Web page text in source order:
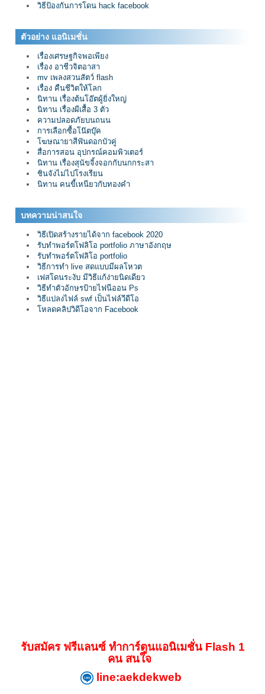
วิธีป้องกันการโดน hack facebook
ตัวอย่าง แอนิเมชั่น
เรื่องเศรษฐกิจพอเพียง
เรื่อง อาชีวจิตอาสา
mv เพลงสวนสัตว์ flash
เรื่อง คืนชีวิตให้โลก
นิทาน เรื่องต้นโอ๊ตผู้ยิ่งใหญ่
นิทาน เรื่องผีเสื้อ 3 ตัว
ความปลอดภัยบนถนน
การเลือกซื้อโน๊ตบุ๊ค
โฆษณายาสีฟันดอกบัวคู่
สื่อการสอน อุปกรณ์คอมพิวเตอร์
นิทาน เรื่องสุนัขจิ้งจอกกับนกกระสา
ชินจังไม่ไปโรงเรียน
นิทาน คนขี้เหนียวกับทองคำ
บทความน่าสนใจ
วิธีเปิดสร้างรายได้จาก facebook 2020
รับทำพอร์ตโฟลิโอ portfolio ภาษาอังกฤษ
รับทำพอร์ตโฟลิโอ portfolio
วิธีการทำ live สดแบบมีผลโหวต
เฟสโดนระงับ มีวิธีแก้ง่ายนิดเดียว
วิธีทำตัวอักษรป้ายไฟนีออน Ps
วิธีแปลงไฟล์ swf เป็นไฟล์วีดีโอ
โหลดคลิปวิดีโอจาก Facebook
รับสมัคร ฟรีแลนซ์ ทำการ์ตูนแอนิเมชั่น Flash 1
คน สนใจ
line:aekdekweb